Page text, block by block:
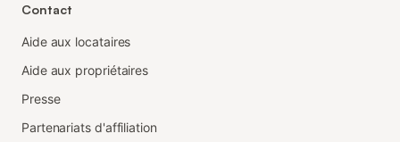
Contact
Aide aux locataires
Aide aux propriétaires
Presse
Partenariats d'affiliation